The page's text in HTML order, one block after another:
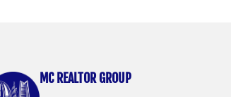
MC REALTOR GROUP